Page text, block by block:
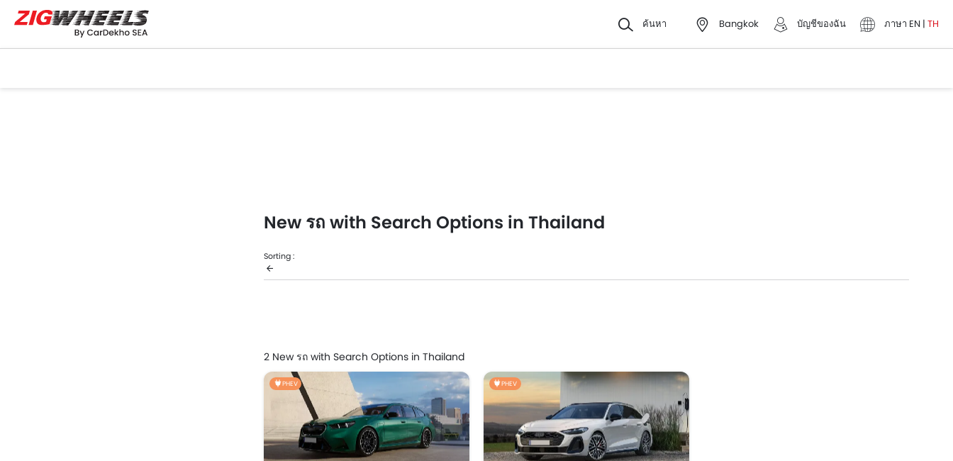
ค้นหา Bangkok บัญชีของฉัน ภาษา EN | TH
New รถ with Search Options in Thailand
Sorting :
2 New รถ with Search Options in Thailand
PHEV PHEV